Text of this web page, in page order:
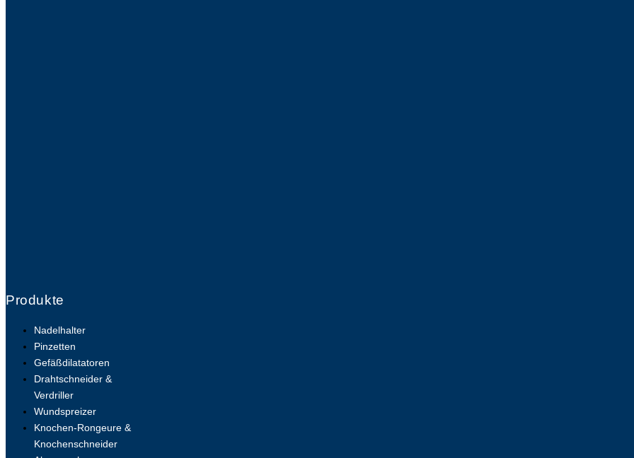
Produkte
Nadelhalter
Pinzetten
Gefäßdilatatoren
Drahtschneider &
Verdriller
Wundspreizer
Knochen-Rongeure &
Knochenschneider